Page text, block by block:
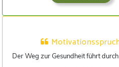
Der Weg zur Gesundheit führt durch